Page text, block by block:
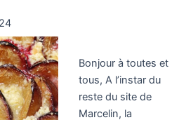
Bonjour à toutes et
tous, A l’instar du
reste du site de
Marcelin, la